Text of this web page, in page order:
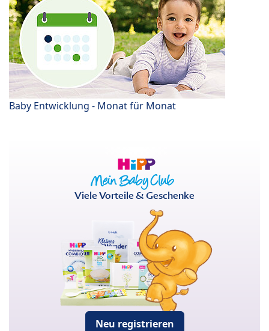
Baby Entwicklung - Monat für Monat
Viele Vorteile & Geschenke
Neu registrieren